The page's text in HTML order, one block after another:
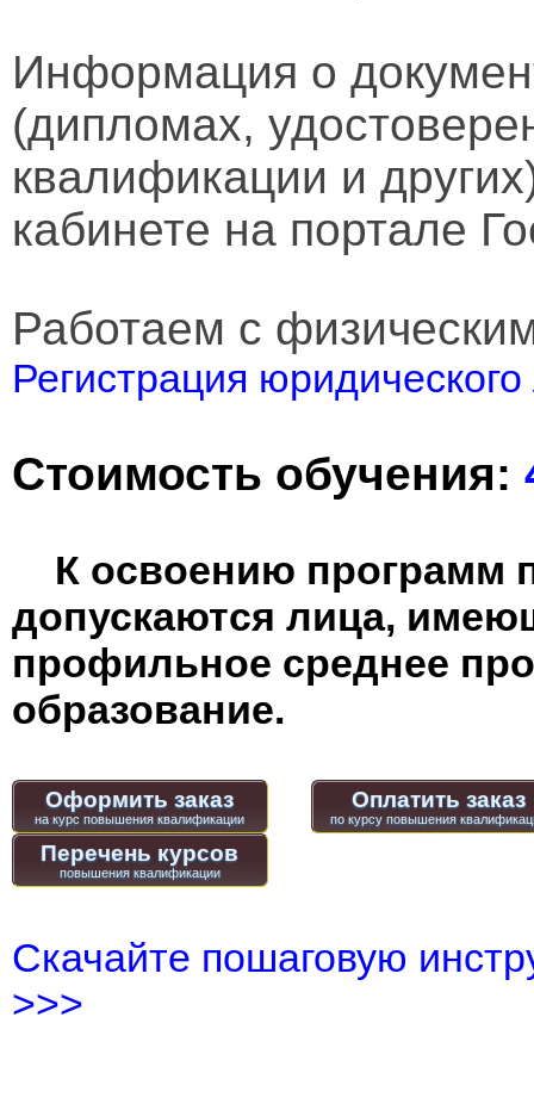
Информация о
(дипломах,
квалификации и
кабинете на портале
Работаем с
Регистрация
Стоимость обучения:
К освоению программ
допускаются лица,
профильное среднее
образование.
Оформить заказ Оплатить заказ
Перечень курсов
повышения квалификации
Скачайте пошаговую
>>>